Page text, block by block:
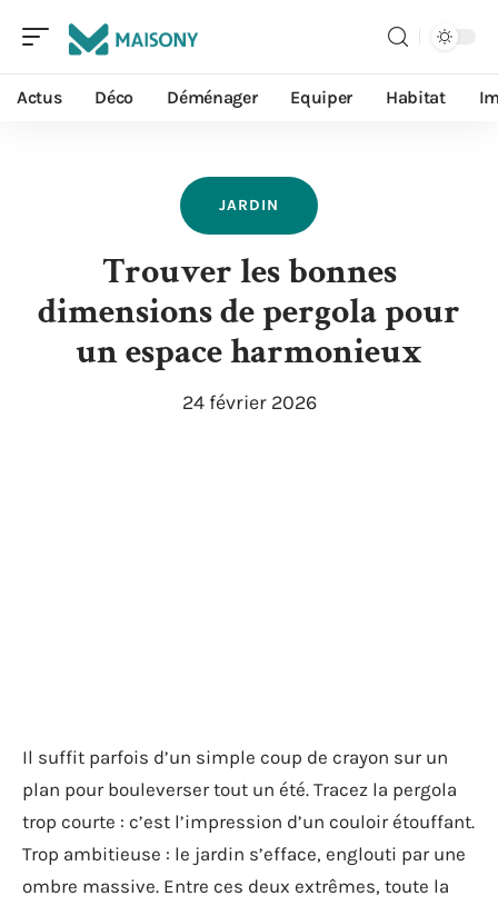
Actus Déco Déménager Equiper Habitat
JARDIN
Trouver les bonnes
dimensions de pergola pour
un espace harmonieux
24 février 2026
Il suffit parfois d’un simple coup de crayon sur un
plan pour bouleverser tout un été. Tracez la pergola
trop courte : c’est l’impression d’un couloir étouffant.
Trop ambitieuse : le jardin s’efface, englouti par une
ombre massive. Entre ces deux extrêmes, toute la